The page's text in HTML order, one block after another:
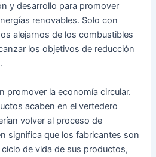
y desarrollo para promover
renovables. Solo con
alejarnos de los combustibles
los objetivos de reducción
promover la economía circular.
acaben en el vertedero
volver al proceso de
significa que los fabricantes son
de vida de sus productos,